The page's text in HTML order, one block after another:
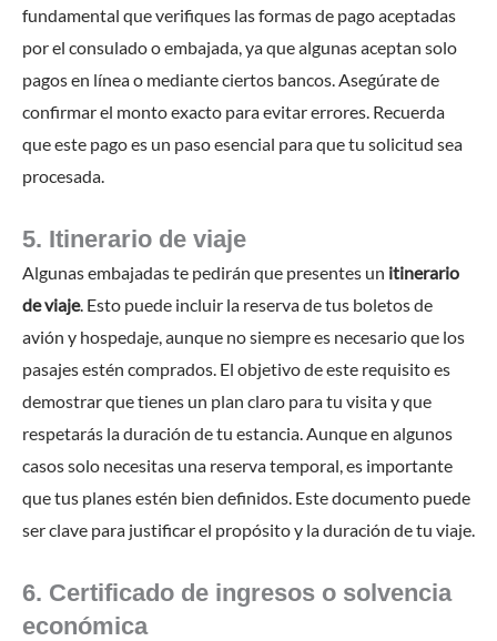
fundamental que verifiques las formas de pago aceptadas
por el consulado o embajada, ya que algunas aceptan solo
pagos en línea o mediante ciertos bancos. Asegúrate de
confirmar el monto exacto para evitar errores. Recuerda
que este pago es un paso esencial para que tu solicitud sea
procesada.
5. Itinerario de viaje
Algunas embajadas te pedirán que presentes un itinerario
de viaje. Esto puede incluir la reserva de tus boletos de
avión y hospedaje, aunque no siempre es necesario que los
pasajes estén comprados. El objetivo de este requisito es
demostrar que tienes un plan claro para tu visita y que
respetarás la duración de tu estancia. Aunque en algunos
casos solo necesitas una reserva temporal, es importante
que tus planes estén bien definidos. Este documento puede
ser clave para justificar el propósito y la duración de tu viaje.
6. Certificado de ingresos o solvencia
económica